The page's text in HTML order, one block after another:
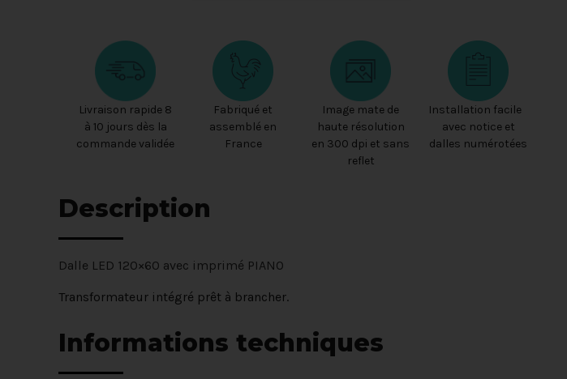
Livraison rapide 8
à 10 jours dès la
commande validée
Fabriqué et
assemblé en
France
Image mate de
haute résolution
en 300 dpi et sans
reflet
Installation facile
avec notice et
dalles numérotées
Description
Dalle LED 120×60 avec imprimé PIANO
Transformateur intégré prêt à brancher.
Informations techniques